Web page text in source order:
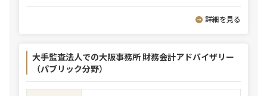
詳細を見る
大手監査法人での大阪事務所 財務会計アドバイザリー
（パブリック分野）